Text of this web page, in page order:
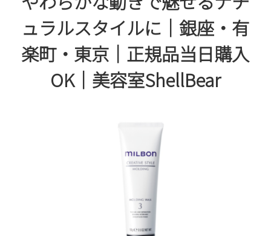
ュラルスタイルに｜銀座・有
楽町・東京｜正規品当日購入
OK｜美容室ShellBear